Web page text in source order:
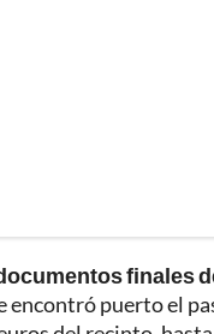
finales
encontró puerto el